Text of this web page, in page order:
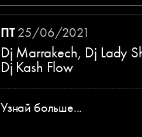
ПТ25/06/2021
Dj Marrakech, Dj Lady
Dj Kash Flow
Узнай больше...